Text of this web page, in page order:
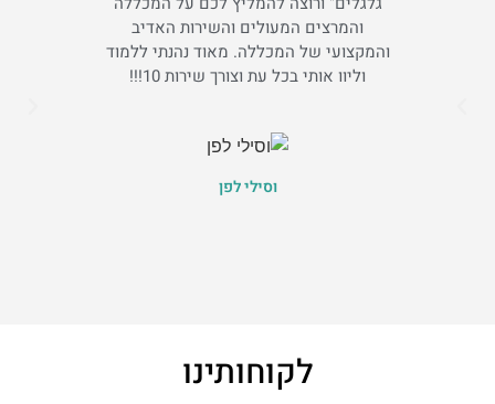
והמרצים המעולים והשירות האדיב
והמקצועי של המכללה. מאוד נהנתי ללמוד
וליוו אותי בכל עת וצורך שירות 10!!!
וסילי לפן
לקוחותינו